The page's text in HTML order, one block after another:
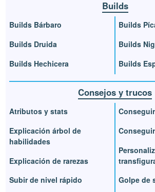
Builds
Builds Bárbaro
Builds Druida
Builds Hechicera
Builds
Builds
Builds
Consejos y trucos
Atributos y stats
Explicación árbol de
habilidades
Explicación de rarezas
Subir de nivel rápido
Golpe de